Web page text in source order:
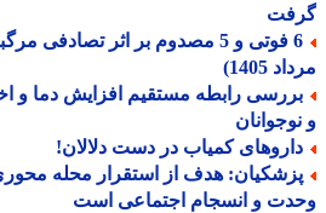
1405)
رابطه مستقیم افزایش دما و
کمیاب در دست دلالان!
هدف از استقرار محله محوری
و انسجام اجتماعی است